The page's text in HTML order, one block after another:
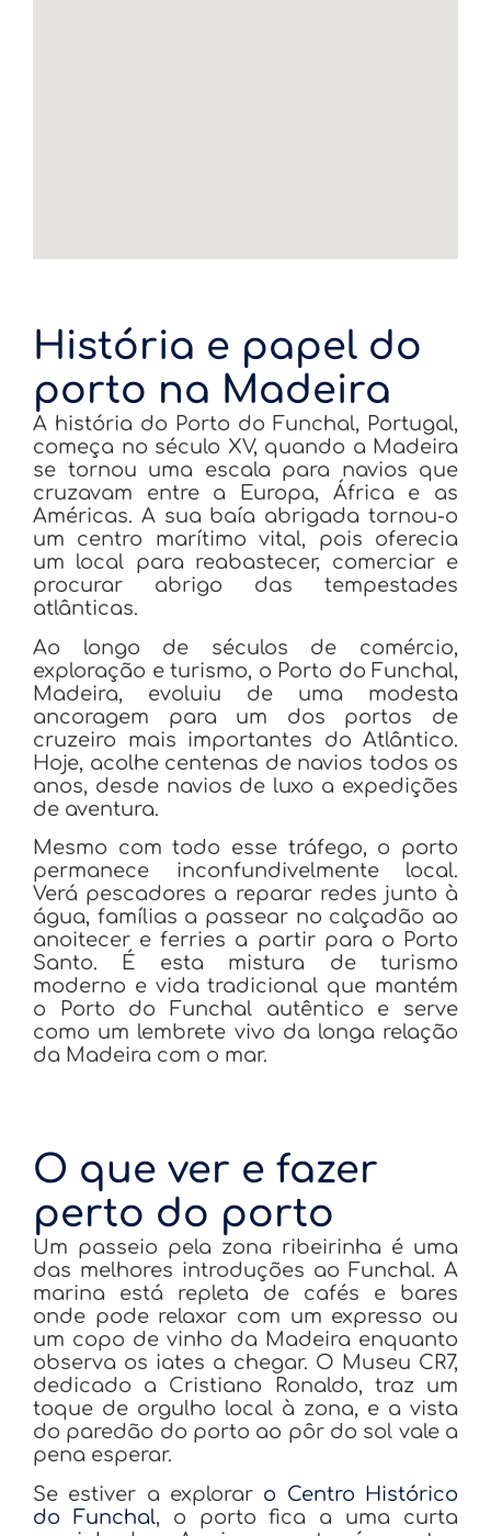
História e papel do
porto na Madeira
A história do Porto do Funchal, Portugal,
começa no século XV, quando a Madeira
se tornou uma escala para navios que
cruzavam entre a Europa, África e as
Américas. A sua baía abrigada tornou-o
um centro marítimo vital, pois oferecia
um local para reabastecer, comerciar e
procurar abrigo das tempestades
atlânticas.
Ao longo de séculos de comércio,
exploração e turismo, o Porto do Funchal,
Madeira, evoluiu de uma modesta
ancoragem para um dos portos de
cruzeiro mais importantes do Atlântico.
Hoje, acolhe centenas de navios todos os
anos, desde navios de luxo a expedições
de aventura.
Mesmo com todo esse tráfego, o porto
permanece inconfundivelmente local.
Verá pescadores a reparar redes junto à
água, famílias a passear no calçadão ao
anoitecer e ferries a partir para o Porto
Santo. É esta mistura de turismo
moderno e vida tradicional que mantém
o Porto do Funchal autêntico e serve
como um lembrete vivo da longa relação
da Madeira com o mar.
O que ver e fazer
perto do porto
Um passeio pela zona ribeirinha é uma
das melhores introduções ao Funchal. A
marina está repleta de cafés e bares
onde pode relaxar com um expresso ou
um copo de vinho da Madeira enquanto
observa os iates a chegar. O Museu CR7,
dedicado a Cristiano Ronaldo, traz um
toque de orgulho local à zona, e a vista
do paredão do porto ao pôr do sol vale a
pena esperar.
Se estiver a explorar o Centro Histórico
do Funchal, o porto fica a uma curta